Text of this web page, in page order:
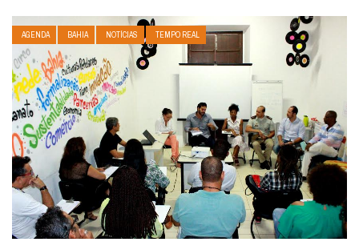
AGENDA BAHIA NOTÍCIAS TEMPO REAL